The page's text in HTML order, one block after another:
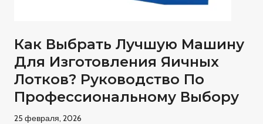
Как Выбрать Лучшую Машину
Для Изготовления Яичных
Лотков? Руководство По
Профессиональному Выбору
25 февраля, 2026